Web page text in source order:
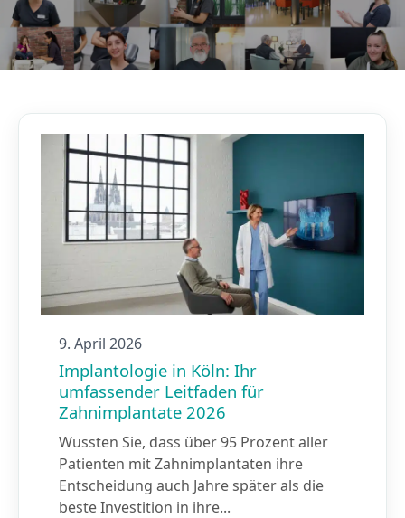
Unser Blog
9. April 2026
Implantologie in Köln: Ihr
umfassender Leitfaden für
Zahnimplantate 2026
Wussten Sie, dass über 95 Prozent aller
Patienten mit Zahnimplantaten ihre
Entscheidung auch Jahre später als die
beste Investition in ihre...